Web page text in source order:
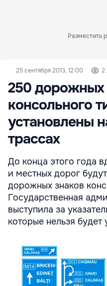
Разместить
25 сентября 2013, 12:00 2
250 дорожных
консольного
установлены
трассах
До конца этого года
и местных дорог
дорожных знаков
Государственная
выступила за
которые нельзя будет